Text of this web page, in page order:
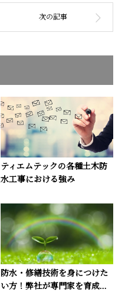
ティエムテックの各種土木防
水工事における強み
防水・修繕技術を身につけた
い方！弊社が専門家を育成...